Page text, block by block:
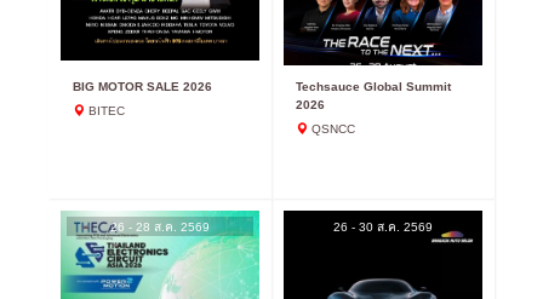
BIG MOTOR SALE 2026
BITEC
Techsauce Global Summit
2026
QSNCC
26 - 28 ส.ค. 2569 26 - 30 ส.ค. 2569